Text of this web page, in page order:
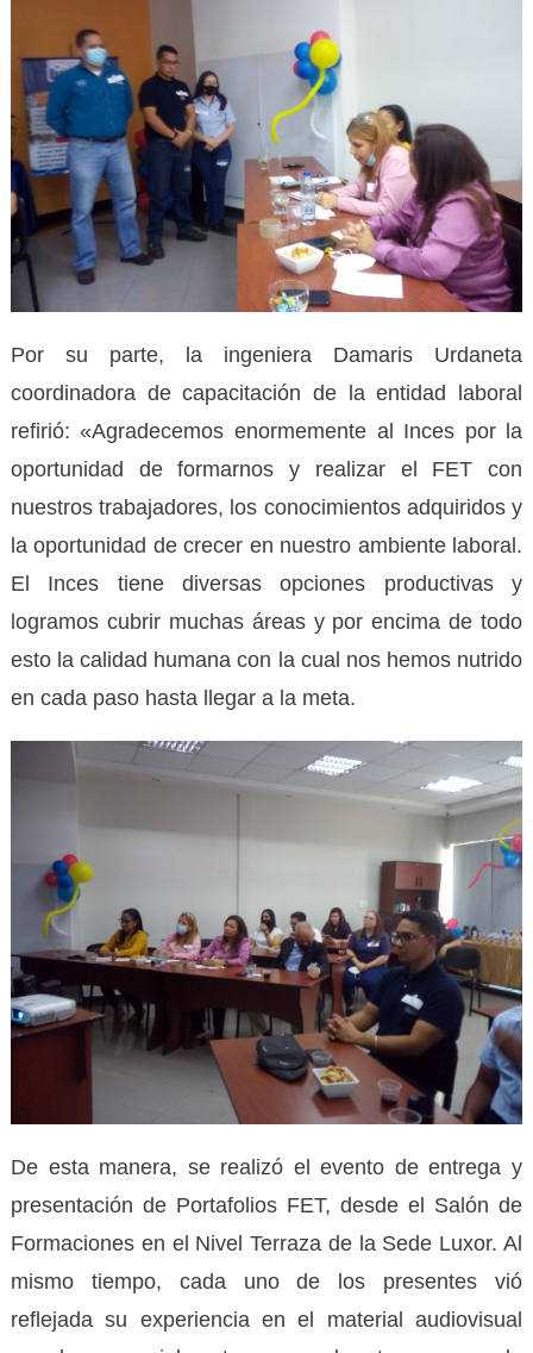
Por su parte, la ingeniera Damaris Urdaneta
coordinadora de capacitación de la entidad laboral
refirió: «Agradecemos enormemente al Inces por la
oportunidad de formarnos y realizar el FET con
nuestros trabajadores, los conocimientos adquiridos y
la oportunidad de crecer en nuestro ambiente laboral.
El Inces tiene diversas opciones productivas y
logramos cubrir muchas áreas y por encima de todo
esto la calidad humana con la cual nos hemos nutrido
en cada paso hasta llegar a la meta.
De esta manera, se realizó el evento de entrega y
presentación de Portafolios FET, desde el Salón de
Formaciones en el Nivel Terraza de la Sede Luxor. Al
mismo tiempo, cada uno de los presentes vió
reflejada su experiencia en el material audiovisual